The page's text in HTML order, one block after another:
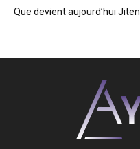
Que devient aujourd’hui